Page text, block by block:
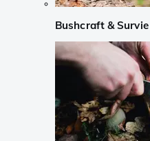
Bushcraft & Survie